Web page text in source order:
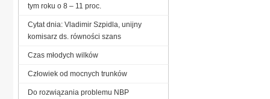
tym roku o 8 – 11 proc.
Cytat dnia: Vladimir Szpidla, unijny
komisarz ds. równości szans
Czas młodych wilków
Człowiek od mocnych trunków
Do rozwiązania problemu NBP